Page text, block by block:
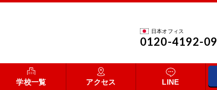
日本オフィス
0120-4192-09
学校一覧 アクセス LINE